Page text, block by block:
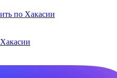
по Хакасии